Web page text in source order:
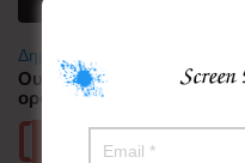
Δημοφιλή
Ουαλία: Άνδρας
οροφή νοσοκομείου και
Περισσότερα